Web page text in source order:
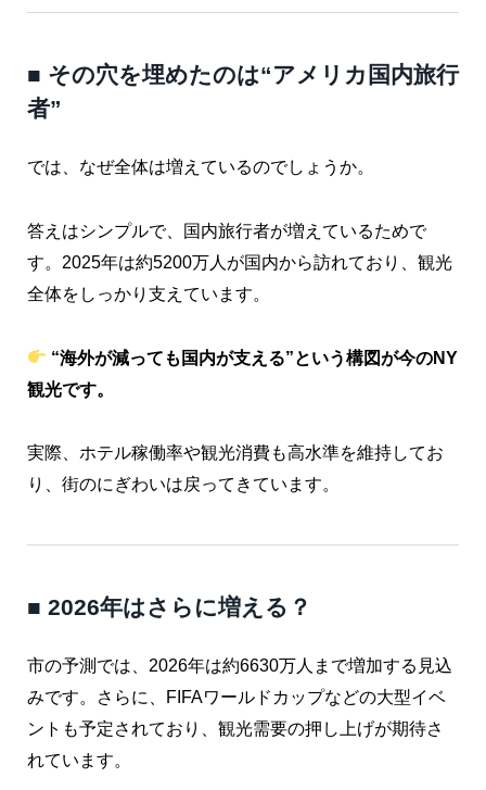
■ その穴を埋めたのは“アメリカ国内旅行
者”
では、なぜ全体は増えているのでしょうか。
答えはシンプルで、国内旅行者が増えているためで
す。2025年は約5200万人が国内から訪れており、観光
全体をしっかり支えています。
“海外が減っても国内が支える”という構図が今のNY
観光です。
実際、ホテル稼働率や観光消費も高水準を維持してお
り、街のにぎわいは戻ってきています。
■ 2026年はさらに増える？
市の予測では、2026年は約6630万人まで増加する見込
みです。さらに、FIFAワールドカップなどの大型イベ
ントも予定されており、観光需要の押し上げが期待さ
れています。